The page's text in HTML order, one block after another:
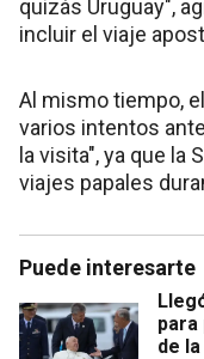
quizás Uruguay",
incluir el viaje
Al mismo tiempo,
varios intentos
la visita", ya que la
viajes papales
Puede interesarte
para
de